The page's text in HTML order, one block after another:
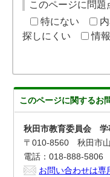
このページに問
特にない
探しにくい
情
このページに関するお
秋田市教育委員会 学
〒010-8560 秋田市
電話：018-888-5806
お問い合わせは専